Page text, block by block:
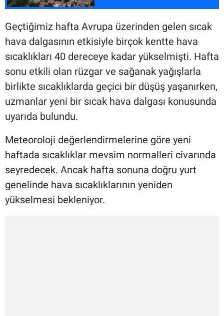
Geçtiğimiz hafta Avrupa üzerinden gelen sıcak
hava dalgasının etkisiyle birçok kentte hava
sıcaklıkları 40 dereceye kadar yükselmişti. Hafta
sonu etkili olan rüzgar ve sağanak yağışlarla
birlikte sıcaklıklarda geçici bir düşüş yaşanırken,
uzmanlar yeni bir sıcak hava dalgası konusunda
uyarıda bulundu.
Meteoroloji değerlendirmelerine göre yeni
haftada sıcaklıklar mevsim normalleri civarında
seyredecek. Ancak hafta sonuna doğru yurt
genelinde hava sıcaklıklarının yeniden
yükselmesi bekleniyor.